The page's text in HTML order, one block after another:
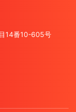
14番10-605号